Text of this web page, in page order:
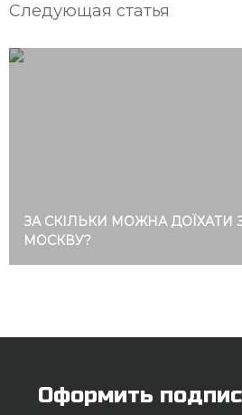
Следующая статья
ЗА СКІЛЬКИ МОЖНА ДОЇХАТИ
МОСКВУ?
Оформить